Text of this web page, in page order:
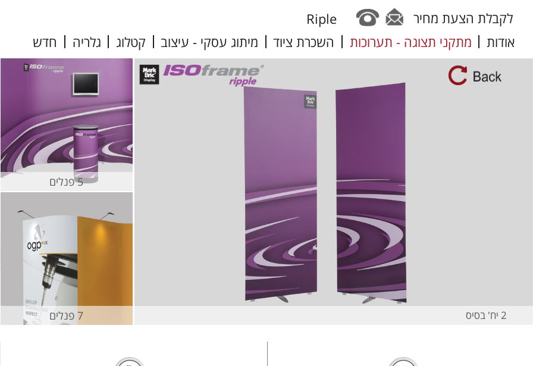
אודות מתקני תצוגה - תערוכות השכרת ציוד מיתוג עסקי - עיצוב קטלוג גלריה חדש
לקבלת הצעת מחיר Riple
2 יח' בסיס
5 פנלים
7 פנלים